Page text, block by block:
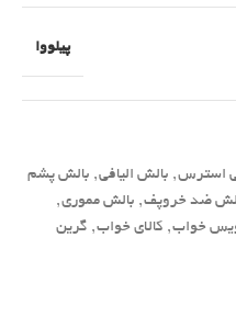
پیلووا
استرس, بالش الیافی, بالش پشم
ضد خروپف, بالش مموری,
خواب, کالای خواب, گرین